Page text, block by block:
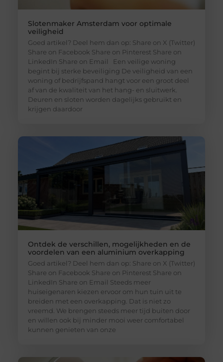
Slotenmaker Amsterdam voor optimale
veiligheid
Goed artikel? Deel hem dan op: Share on X (Twitter)
Share on Facebook Share on Pinterest Share on
LinkedIn Share on Email Een veilige woning
begint bij sterke beveiliging De veiligheid van een
woning of bedrijfspand hangt voor een groot deel
af van de kwaliteit van het hang- en sluitwerk.
Deuren en sloten worden dagelijks gebruikt en
krijgen daardoor
Ontdek de verschillen, mogelijkheden en de
voordelen van een aluminium overkapping
Goed artikel? Deel hem dan op: Share on X (Twitter)
Share on Facebook Share on Pinterest Share on
LinkedIn Share on Email Steeds meer
huiseigenaren kiezen ervoor om hun tuin uit te
breiden met een overkapping. Dat is niet zo
vreemd. We brengen steeds meer tijd buiten door
en willen ook bij minder mooi weer comfortabel
kunnen genieten van onze